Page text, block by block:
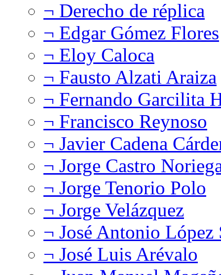
¬ Derecho de réplica
¬ Edgar Gómez Flores
¬ Eloy Caloca
¬ Fausto Alzati Araiza
¬ Fernando Garcilita
¬ Francisco Reynoso
¬ Javier Cadena
¬ Jorge Castro
¬ Jorge Tenorio Polo
¬ Jorge Velázquez
¬ José Antonio López
¬ José Luis Arévalo